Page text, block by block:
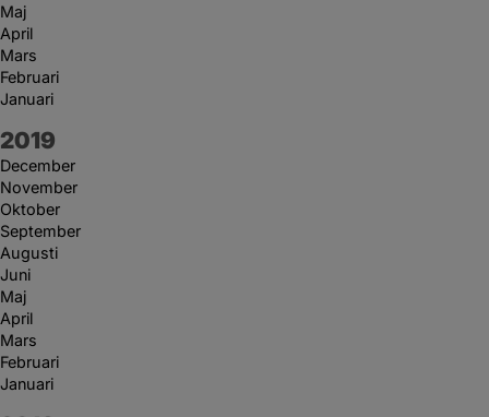
Maj
April
Mars
Februari
Januari
År:
2019
December
November
Oktober
September
Augusti
Juni
Maj
April
Mars
Februari
Januari